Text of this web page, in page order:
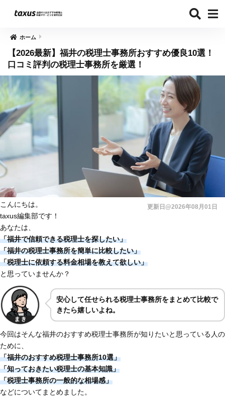
ホーム
【2026最新】福井の税理士事務所おすすめ優良10選！
口コミ評判の税理士事務所を厳選！
更新日@2026年08月01日
こんにちは。
taxus編集部です！
あなたは、
「福井で信頼できる税理士を探したい」
「福井の税理士事務所を簡単に比較したい」
「税理士に依頼する料金相場を教えて欲しい」
と思っていませんか？
安心して任せられる税理士事務所をまとめて比較で
きたら嬉しいよね。
今回はそんな福井のおすすめ税理士事務所が知りたいと思っている人の
ために、
「福井のおすすめ税理士事務所10選」
「知っておきたい税理士の基本知識」
「税理士事務所の一般的な相場感」
などについてまとめました。